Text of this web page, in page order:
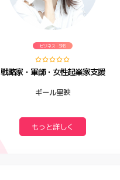
ビジネス・SNS
戦略家・軍師・女性起業家支援
ギール里映
もっと詳しく